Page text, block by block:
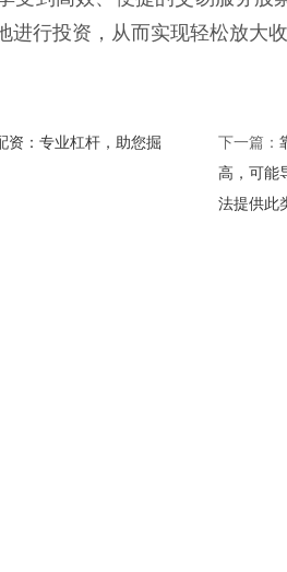
进行投资，从而实现轻松放大收
资：专业杠杆，助您掘
下一篇：
高，可能
法提供此